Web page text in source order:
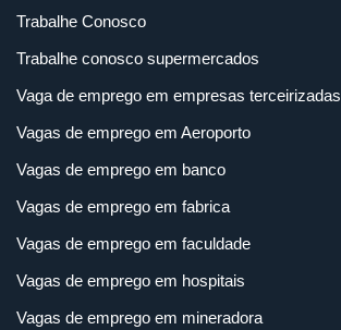
Trabalhe Conosco
Trabalhe conosco supermercados
Vaga de emprego em empresas terceirizadas
Vagas de emprego em Aeroporto
Vagas de emprego em banco
Vagas de emprego em fabrica
Vagas de emprego em faculdade
Vagas de emprego em hospitais
Vagas de emprego em mineradora